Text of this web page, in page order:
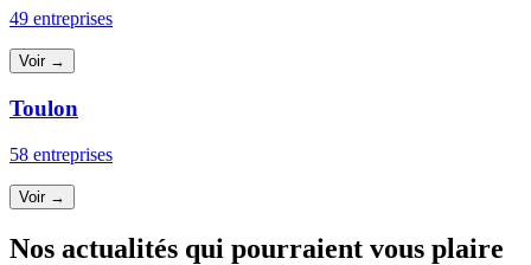
49 entreprises
Voir →
Toulon
58 entreprises
Voir →
Nos actualités qui pourraient vous plaire